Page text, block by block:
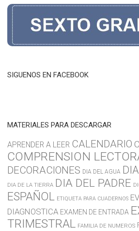
SIGUENOS EN FACEBOOK
MATERIALES PARA DESCARGAR
APRENDER A LEER CALENDARIO
COMPRENSION
DECORACIONES DIA DEL AGUA
DIA DE LA TIERRA DIA DEL PADRE
ESPAÑOL ETIQUETA PARA CUADERNOS
DIAGNOSTICA EXAMEN DE ENTRADA
TRIMESTRAL FAMILIA DE NUMEROS